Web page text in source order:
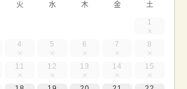
火 水 木 金 土
1
4 5 6 7 8
11 12 13 14 15